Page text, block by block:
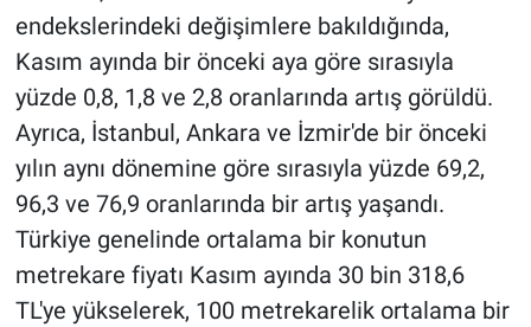
endekslerindeki değişimlere bakıldığında,
Kasım ayında bir önceki aya göre sırasıyla
yüzde 0,8, 1,8 ve 2,8 oranlarında artış görüldü.
Ayrıca, İstanbul, Ankara ve İzmir'de bir önceki
yılın aynı dönemine göre sırasıyla yüzde 69,2,
96,3 ve 76,9 oranlarında bir artış yaşandı.
Türkiye genelinde ortalama bir konutun
metrekare fiyatı Kasım ayında 30 bin 318,6
TL'ye yükselerek, 100 metrekarelik ortalama bir